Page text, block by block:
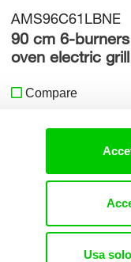
Usa
AMS96C61LBNE
90 cm 6-
oven electric grill
Compare